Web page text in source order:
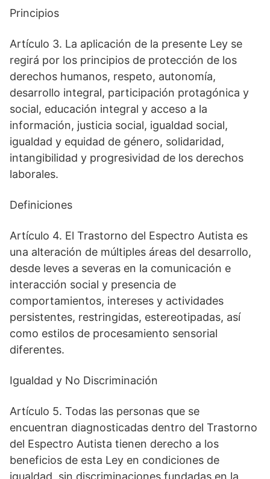
Principios
Artículo 3. La aplicación de la presente Ley se
regirá por los principios de protección de los
derechos humanos, respeto, autonomía,
desarrollo integral, participación protagónica y
social, educación integral y acceso a la
información, justicia social, igualdad social,
igualdad y equidad de género, solidaridad,
intangibilidad y progresividad de los derechos
laborales.
Definiciones
Artículo 4. El Trastorno del Espectro Autista es
una alteración de múltiples áreas del desarrollo,
desde leves a severas en la comunicación e
interacción social y presencia de
comportamientos, intereses y actividades
persistentes, restringidas, estereotipadas, así
como estilos de procesamiento sensorial
diferentes.
Igualdad y No Discriminación
Artículo 5. Todas las personas que se
encuentran diagnosticadas dentro del Trastorno
del Espectro Autista tienen derecho a los
beneficios de esta Ley en condiciones de
igualdad, sin discriminaciones fundadas en la